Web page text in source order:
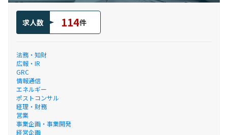
求人数 114件
法務・知財
広報・IR
GRC
情報通信
エネルギー
ポストコンサル
経理・財務
営業
事業企画・事業開発
経営企画